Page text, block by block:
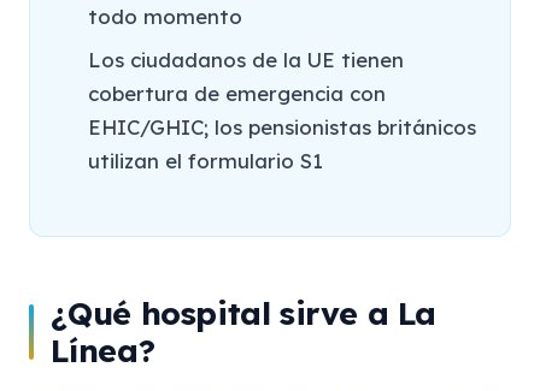
todo momento
Los ciudadanos de la UE tienen
cobertura de emergencia con
EHIC/GHIC; los pensionistas británicos
utilizan el formulario S1
¿Qué hospital sirve a La
Línea?